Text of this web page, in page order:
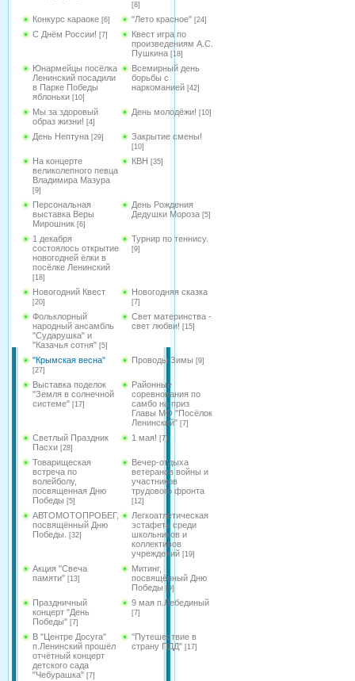
[8]
Конкурс караоке [6] "Лето красное" [24]
С Днём России! [7]
Квест игра по
произведениям А.С.
Пушкина [18]
Юнармейцы посёлка
Ленинский посадили
в Парке Победы
яблоньки [10]
Всемирный день
борьбы с
наркоманией [42]
Мы за здоровый
образ жизни! [4]
День молодёжи! [10]
День Нептуна [29] Закрытие смены!
[10]
На концерте
великолепного певца
Владимира Мазура
[9]
КВН [35]
Персональная
выставка Веры
Мирошник [6]
День Рождения
Дедушки Мороза [5]
1 декабря
состоялось открытие
новогодней ёлки в
посёлке Ленинский
[18]
Турнир по теннису.
[9]
Новогодний Квест
[20]
Новогодняя сказка
[7]
Фольклорный
народный ансамбль
"Сударушка" и
"Казачья сотня" [5]
Свет материнства -
свет любви! [15]
"Крымская весна"
[27]
Проводы Зимы [9]
Выставка поделок
"Земля в солнечной
системе" [17]
Районные
соревнования по
самбо на приз
Главы МО "Посёлок
Ленинский" [7]
Светлый Праздник
Пасхи [28]
1 мая! [7]
Товарищеская
встреча по
волейболу,
посвященная Дню
Победы [5]
Вечер-отдыха
ветеранов войны и
участников
трудового фронта
[12]
АВТОМОТОПРОБЕГ,
посвящённый Дню
Победы.
[32]
Легкоатлетическая
эстафета среди
школьников и
коллективов
учреждений [19]
Акция "Свеча
памяти" [13]
Митинг,
посвящённый Дню
Победы [9]
Праздничный
концерт "День
Победы" [7]
9 мая п.Лебединый
[7]
В "Центре Досуга"
п.Ленинский прошёл
отчётный концерт
детского сада
"Чебурашка" [7]
"Путешествие в
страну ПДД" [17]